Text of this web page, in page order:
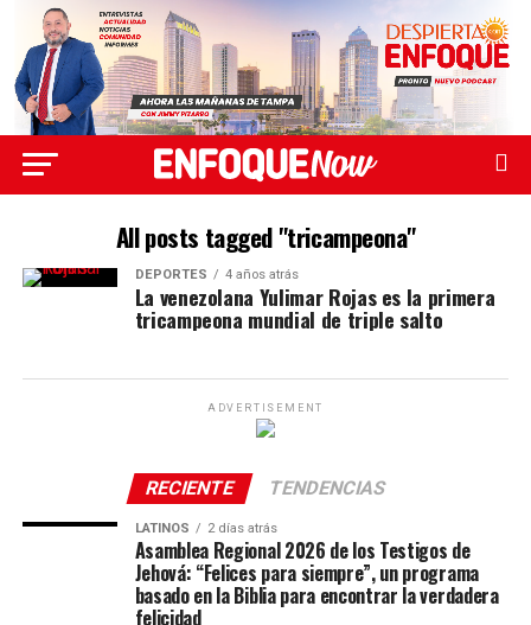
All posts tagged "tricampeona"
DEPORTES 4 años atrás
La venezolana Yulimar Rojas es la primera
tricampeona mundial de triple salto
ADVERTISEMENT
RECIENTE TENDENCIAS
LATINOS 2 días atrás
Asamblea Regional 2026 de los Testigos de
Jehová: “Felices para siempre”, un programa
basado en la Biblia para encontrar la verdadera
felicidad